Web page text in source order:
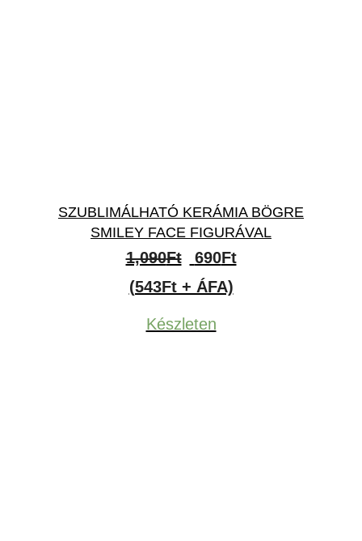
SZUBLIMÁLHATÓ KERÁMIA BÖGRE
SMILEY FACE FIGURÁVAL
1,090Ft
Original
price
was:
690FtCurrent
(543Ft + ÁFA)
Készleten